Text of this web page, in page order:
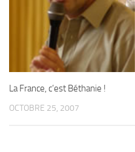
La France, c’est Béthanie !
OCTOBRE 25, 2007